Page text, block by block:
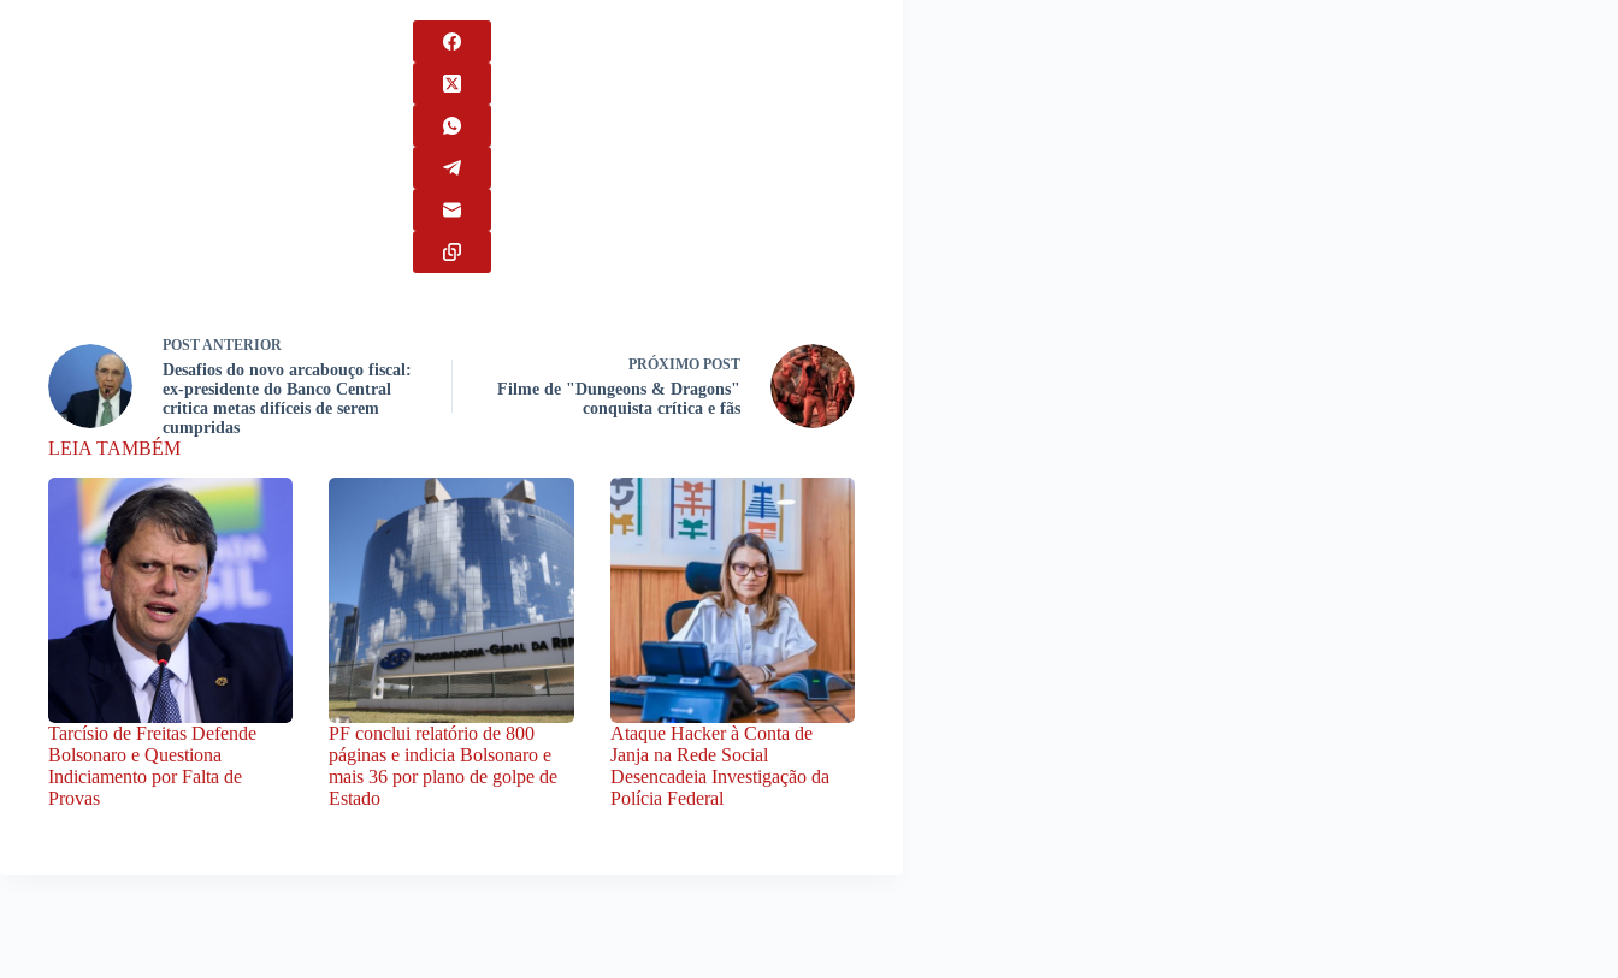
POSTANTERIOR
Desafios do novo arcabouço fiscal:
ex-presidente do Banco Central
critica metas difíceis de serem
cumpridas
PRÓXIMO POST
Filme de "Dungeons & Dragons"
conquista crítica e fãs
LEIA TAMBÉM
Tarcísio de Freitas Defende
Bolsonaro e Questiona
Indiciamento por Falta de
Provas
PF conclui relatório de 800
páginas e indicia Bolsonaro e
mais 36 por plano de golpe de
Estado
Ataque Hacker à Conta de
Janja na Rede Social
Desencadeia Investigação da
Polícia Federal